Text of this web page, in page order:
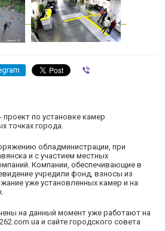
- проект по установке камер
точках города.
обладминистрации, при
и с участием местных
Компании, обеспечивающие в
учредили фонд, взносы из
уже установленных камер и на
на данный момент уже работают на
и сайте городского совета